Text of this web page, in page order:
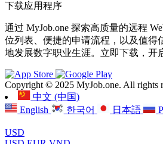
下载应用程序
通过 MyJob.one 探索高质量的远程
位列表、便捷的申请流程，以及值得
地发展数字职业生涯。立即下载，开
Copyright © 2025 MyJob.one. All rights
中文 (中国)
English
한국어 日本語
USD